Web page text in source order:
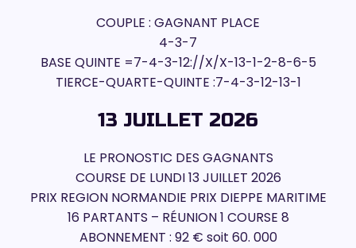
COUPLE : GAGNANT PLACE
4-3-7
BASE QUINTE =7-4-3-12://X/X-13-1-2-8-6-5
TIERCE-QUARTE-QUINTE :7-4-3-12-13-1
13 JUILLET 2026
LE PRONOSTIC DES GAGNANTS
COURSE DE LUNDI 13 JUILLET 2026
PRIX REGION NORMANDIE PRIX DIEPPE MARITIME
16 PARTANTS – RÉUNION 1 COURSE 8
ABONNEMENT : 92 € soit 60. 000